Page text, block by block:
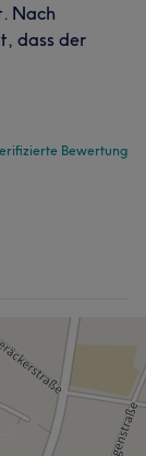
Nach
dass der
Bewertung